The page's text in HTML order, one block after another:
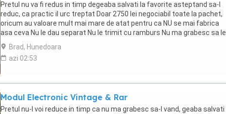
Pretul nu va fi redus in timp degeaba salvati la favorite asteptand sa-l
reduc, ca practic il urc treptat Doar 2750 lei negociabil toate la pachet,
oricum au valoare mult mai mare de atat pentru ca NU se mai fabrica
asa ceva Nu le dau separat Nu le trimit cu ramburs Nu ma grabesc sa le
vand Rog nu mai ...
Brad, Hunedoara
azi 02:53
Modul Electronic Vintage & Rar
Pretul nu-l voi reduce in timp ca nu ma grabesc sa-l vand, geaba salvati